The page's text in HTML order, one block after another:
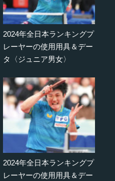
2024年全日本ランキングプ
レーヤーの使用用具＆デー
タ〈ジュニア男女〉
2024年全日本ランキングプ
レーヤーの使用用具＆デー